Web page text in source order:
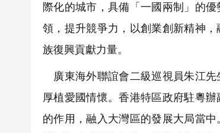
際化的城市，具備「一國兩制」的
領，提升競爭力，以創業創新精神
族復興貢獻力量。
廣東海外聯誼會二級巡視員朱江先
厚植愛國情懷。香港特區政府駐粵
的作用，融入大灣區的發展大局當